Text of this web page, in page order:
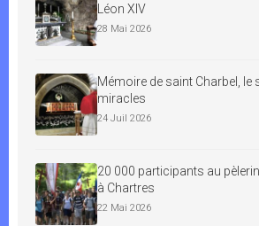
Léon XIV
28 Mai 2026
Mémoire de saint Charbel, le
miracles
24 Juil 2026
20 000 participants au
à Chartres
22 Mai 2026